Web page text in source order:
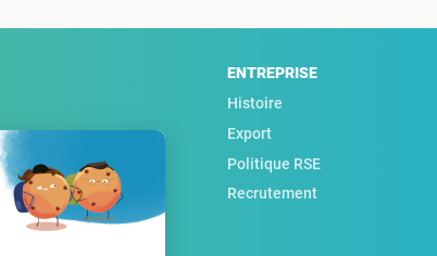
ENTREPRISE
Histoire
Export
Politique RSE
Recrutement